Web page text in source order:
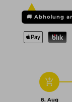
DM09,
8,5x19
ET45
5x108
🚚 Abholung
add_shopping_cart
8. Aug